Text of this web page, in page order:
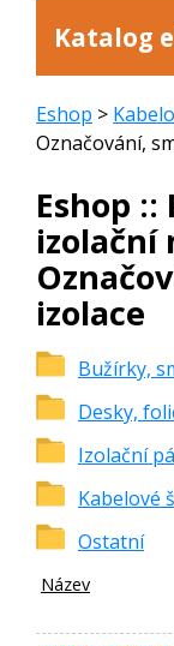
Katalog
Eshop >
Označování,
Eshop
izolační
izolace
Bužírky,
Desky,
Izolační
Kabelové
Ostatní
Název